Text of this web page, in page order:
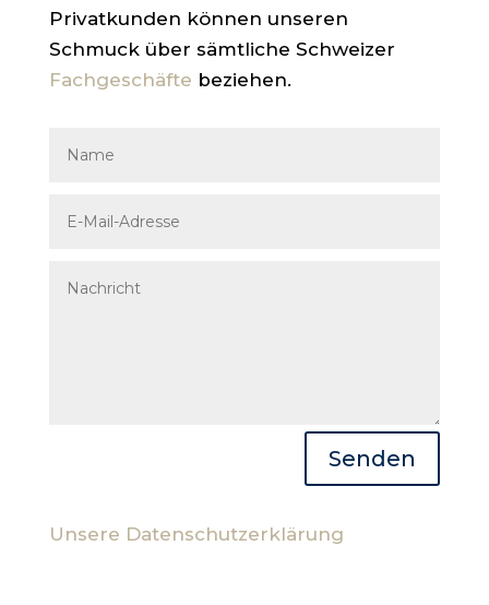
Privatkunden können unseren
Schmuck über sämtliche Schweizer
Fachgeschäfte beziehen.
Senden
Unsere Datenschutzerklärung